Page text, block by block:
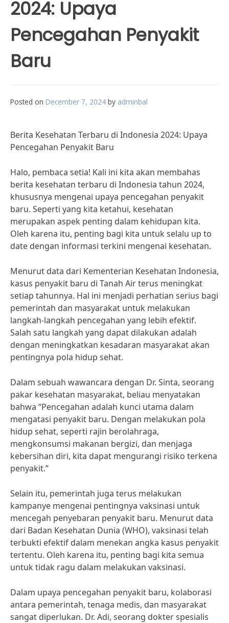
2024: Upaya
Pencegahan Penyakit
Baru
Posted on December 7, 2024 by adminbal
Berita Kesehatan Terbaru di Indonesia 2024: Upaya
Pencegahan Penyakit Baru
Halo, pembaca setia! Kali ini kita akan membahas
berita kesehatan terbaru di Indonesia tahun 2024,
khususnya mengenai upaya pencegahan penyakit
baru. Seperti yang kita ketahui, kesehatan
merupakan aspek penting dalam kehidupan kita.
Oleh karena itu, penting bagi kita untuk selalu up to
date dengan informasi terkini mengenai kesehatan.
Menurut data dari Kementerian Kesehatan Indonesia,
kasus penyakit baru di Tanah Air terus meningkat
setiap tahunnya. Hal ini menjadi perhatian serius bagi
pemerintah dan masyarakat untuk melakukan
langkah-langkah pencegahan yang lebih efektif.
Salah satu langkah yang dapat dilakukan adalah
dengan meningkatkan kesadaran masyarakat akan
pentingnya pola hidup sehat.
Dalam sebuah wawancara dengan Dr. Sinta, seorang
pakar kesehatan masyarakat, beliau menyatakan
bahwa “Pencegahan adalah kunci utama dalam
mengatasi penyakit baru. Dengan melakukan pola
hidup sehat, seperti rajin berolahraga,
mengkonsumsi makanan bergizi, dan menjaga
kebersihan diri, kita dapat mengurangi risiko terkena
penyakit.”
Selain itu, pemerintah juga terus melakukan
kampanye mengenai pentingnya vaksinasi untuk
mencegah penyebaran penyakit baru. Menurut data
dari Badan Kesehatan Dunia (WHO), vaksinasi telah
terbukti efektif dalam menekan angka kasus penyakit
tertentu. Oleh karena itu, penting bagi kita semua
untuk tidak ragu dalam melakukan vaksinasi.
Dalam upaya pencegahan penyakit baru, kolaborasi
antara pemerintah, tenaga medis, dan masyarakat
sangat diperlukan. Dr. Adi, seorang dokter spesialis